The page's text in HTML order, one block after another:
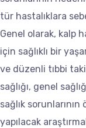
tür hastalıklara
Genel olarak, kalp
için sağlıklı bir
ve düzenli tıbbi
sağlığı, genel
sağlık
yapılacak